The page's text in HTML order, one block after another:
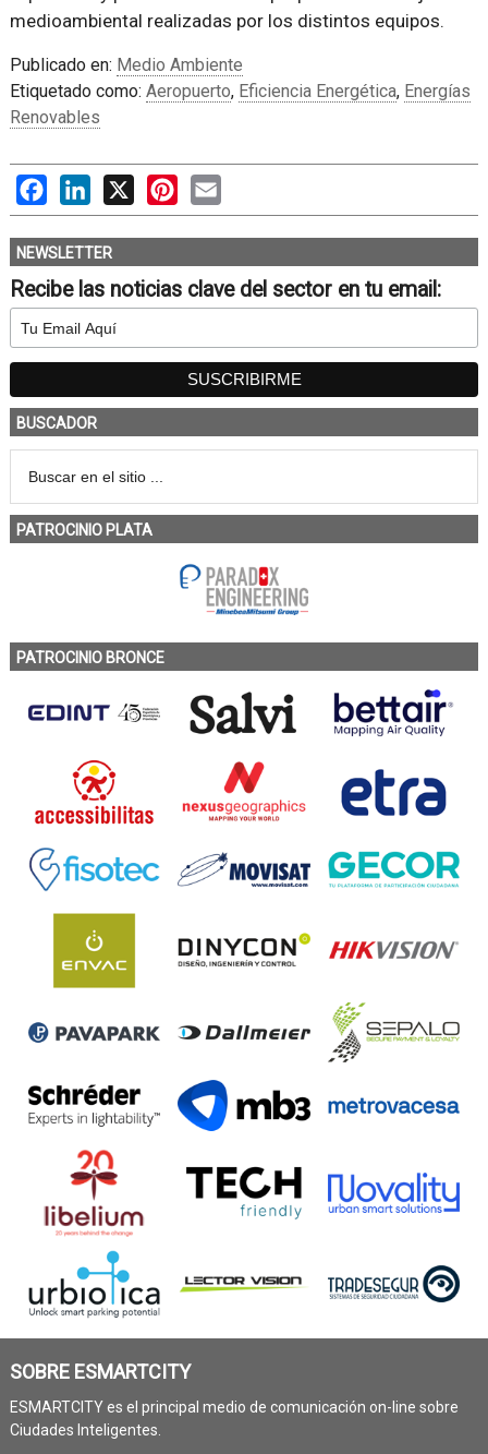
medioambiental realizadas por los distintos equipos.
Publicado en: Medio Ambiente
Etiquetado como: Aeropuerto, Eficiencia Energética, Energías
Renovables
FacebookLinkedIn Pinterest
NEWSLETTER
Recibe las noticias clave del sector en tu email:
BUSCADOR
PATROCINIO PLATA
PATROCINIO BRONCE
SOBRE ESMARTCITY
ESMARTCITY es el principal medio de comunicación on-line sobre
Ciudades Inteligentes.